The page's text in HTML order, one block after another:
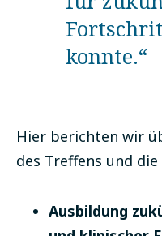
konnte.“
Hier berichten wir
des Treffens und
Ausbildung